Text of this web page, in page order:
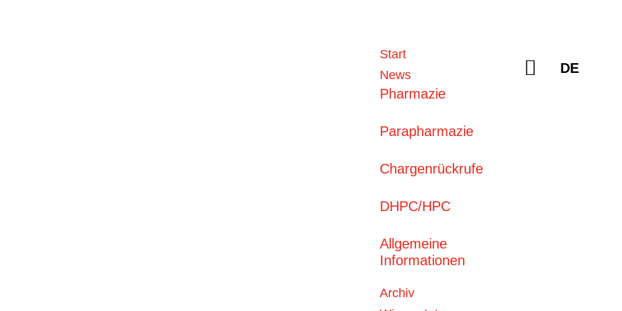
DE
Suchen
Start
News
Pharmazie
Parapharmazie
Chargenrückrufe
DHPC/HPC
Allgemeine
Informationen
Archiv
AktuelleNews
05. August 2026
Enflonsia® (Clesrovimab):